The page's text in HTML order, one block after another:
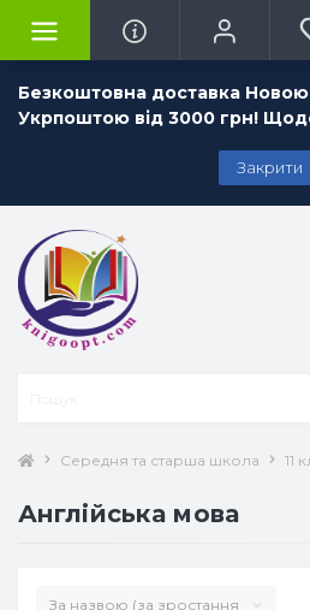
Безкоштовна доставка
Укрпоштою від 3000 грн!
Закрити
Середня та старша школа 11
Англійська мова